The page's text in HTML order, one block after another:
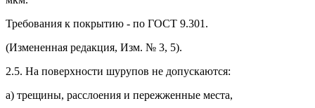
Требования к покрытию - по ГОСТ 9.301.
(Измененная редакция, Изм. № 3, 5).
2.5. На поверхности шурупов не допускаются:
а) трещины, расслоения и пережженные места,